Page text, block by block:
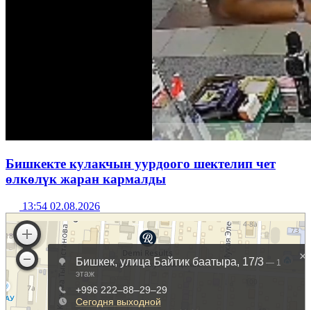
Бишкекте кулакчын уурдоого шектелип чет
өлкөлүк жаран кармалды
13:54 02.08.2026